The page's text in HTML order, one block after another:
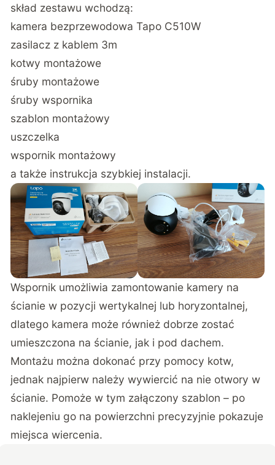
skład zestawu wchodzą:
kamera bezprzewodowa Tapo C510W
zasilacz z kablem 3m
kotwy montażowe
śruby montażowe
śruby wspornika
szablon montażowy
uszczelka
wspornik montażowy
a także instrukcja szybkiej instalacji.
Wspornik umożliwia zamontowanie kamery na
ścianie w pozycji wertykalnej lub horyzontalnej,
dlatego kamera może również dobrze zostać
umieszczona na ścianie, jak i pod dachem.
Montażu można dokonać przy pomocy kotw,
jednak najpierw należy wywiercić na nie otwory w
ścianie. Pomoże w tym załączony szablon – po
naklejeniu go na powierzchni precyzyjnie pokazuje
miejsca wiercenia.